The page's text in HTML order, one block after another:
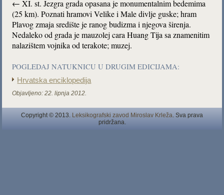
← XI. st. Jezgra grada opasana je monumentalnim bedemima
(25 km). Poznati hramovi Velike i Male divlje guske; hram
Plavog zmaja središte je ranog budizma i njegova širenja.
Nedaleko od grada je mauzolej cara Huang Tija sa znamenitim
nalazištem vojnika od terakote; muzej.
POGLEDAJ NATUKNICU U DRUGIM EDICIJAMA:
Hrvatska enciklopedija
Objavljeno: 22. lipnja 2012.
Copyright © 2013. Leksikografski zavod Miroslav Krleža. Sva prava
pridržana.